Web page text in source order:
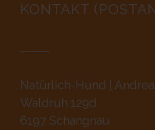
KONTAKT
Natürlich-Hund |
Waldruh 129d
6197 Schangnau